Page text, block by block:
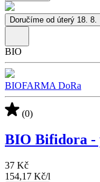
Doručíme od úterý 18. 8.
BIO
BIOFARMA DoRa
(0)
BIO Bifidora -
37 Kč
154,17 Kč/l